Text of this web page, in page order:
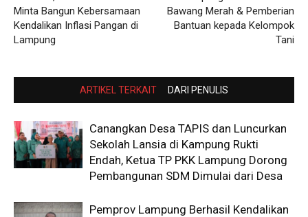
Minta Bangun Kebersamaan
Kendalikan Inflasi Pangan di
Lampung
Bawang Merah & Pemberian
Bantuan kepada Kelompok
Tani
ARTIKEL TERKAIT DARI PENULIS
Canangkan Desa TAPIS dan Luncurkan
Sekolah Lansia di Kampung Rukti
Endah, Ketua TP PKK Lampung Dorong
Pembangunan SDM Dimulai dari Desa
Pemprov Lampung Berhasil Kendalikan